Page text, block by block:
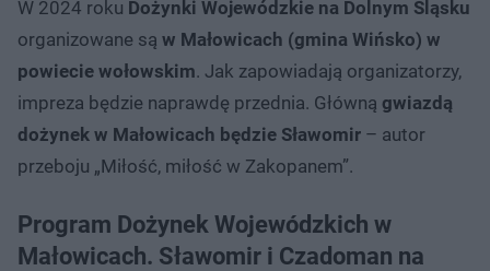
W 2024 roku Dożynki Wojewódzkie na Dolnym Śląsku
organizowane są w Małowicach (gmina Wińsko) w
powiecie wołowskim. Jak zapowiadają organizatorzy,
impreza będzie naprawdę przednia. Główną gwiazdą
dożynek w Małowicach będzie Sławomir – autor
przeboju „Miłość, miłość w Zakopanem”.
Program Dożynek Wojewódzkich w
Małowicach. Sławomir i Czadoman na